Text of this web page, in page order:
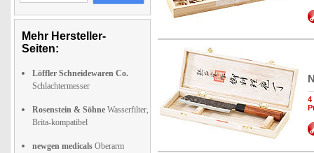
Mehr Hersteller-
Seiten:
Löffler Schneidewaren Co.
Schlachtermesser
Rosenstein & Söhne Wasserfilter,
Brita-kompatibel
newgen medicals Oberarm
4